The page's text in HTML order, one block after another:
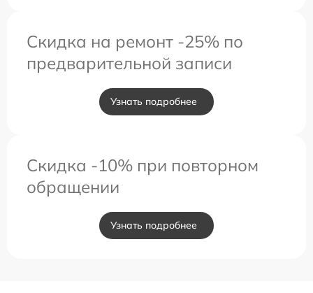
Скидка на ремонт -25% по
предварительной записи
Узнать подробнее
Скидка -10% при повторном
обращении
Узнать подробнее